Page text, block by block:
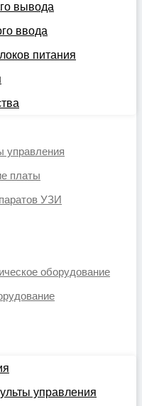
вывода
ввода
питания
платы
УЗИ
оборудование
управления